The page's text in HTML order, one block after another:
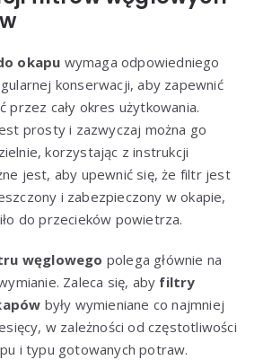
okapu wymaga odpowiedniego
konserwacji, aby zapewnić
przez cały okres użytkowania.
prosty i zazwyczaj można go
korzystając z instrukcji
jest, aby upewnić się, że filtr jest
i zabezpieczony w okapie,
do przecieków powietrza.
węglowego polega głównie na
Zaleca się, aby filtry
były wymieniane co najmniej
w zależności od częstotliwości
i typu gotowanych potraw.